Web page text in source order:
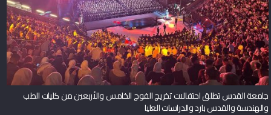
جامعة القدس تطلق احتفالات تخريج الفوج الخامس والأربعين من كليات الطب
والهندسة والقدس بارد والدراسات العليا